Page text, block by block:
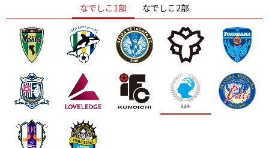
ニッパツ 名古屋 静岡 愛媛Ｌ
なでしこ1部 なでしこ2部